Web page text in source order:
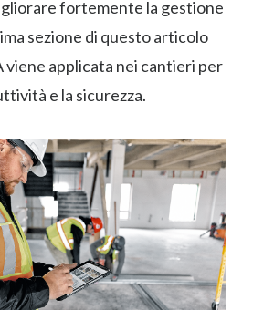
fortemente la gestione
sezione di questo articolo
applicata nei cantieri per
e la sicurezza.